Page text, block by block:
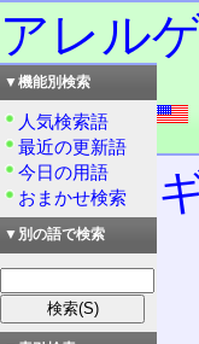
アレル
読み：アレルゲン
外語：allergen
品詞：名詞
アレル
物質。
目次
▼機能別検索
人気検索語
最近の更新語
今日の用語
おまかせ検索
▼別の語で検索